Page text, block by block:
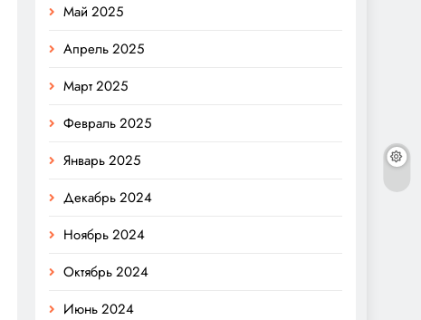
Май 2025
Апрель 2025
Март 2025
Февраль 2025
Январь 2025
Декабрь 2024
Ноябрь 2024
Октябрь 2024
Июнь 2024